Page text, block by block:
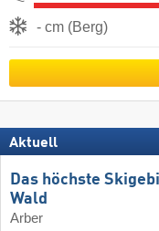
- cm (Berg)
Aktuell
Das höchste
Wald
Arber